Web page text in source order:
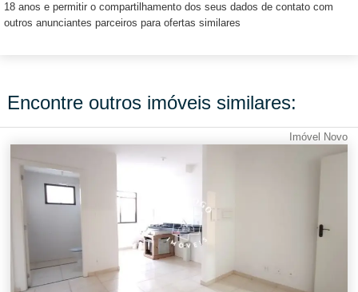
18 anos e permitir o compartilhamento dos seus dados de contato com
outros anunciantes parceiros para ofertas similares
Encontre outros imóveis similares:
Imóvel Novo